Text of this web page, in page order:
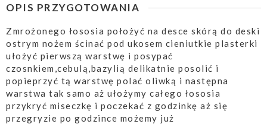
OPIS PRZYGOTOWANIA
Zmrożonego łososia położyć na desce skórą do deski
ostrym nożem ścinać pod ukosem cieniutkie plasterki
ułożyć pierwszą warstwę i posypać
czosnkiem,cebulą,bazylią delikatnie posolić i
popieprzyć tą warstwę polać oliwką i następna
warstwa tak samo aż ułożymy całego łososia
przykryć miseczkę i poczekać z godzinkę aż się
przegryzie po godzince możemy już